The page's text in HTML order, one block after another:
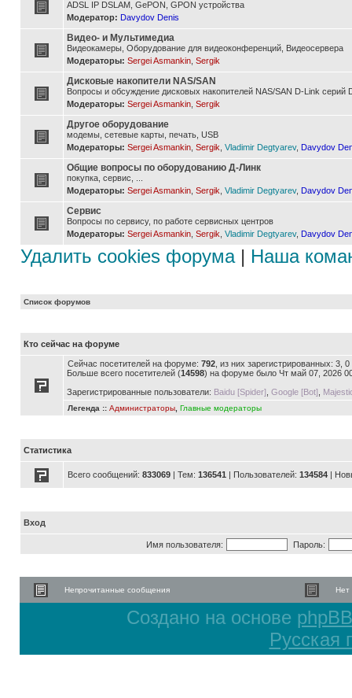
ADSL IP DSLAM, GePON, GPON устройства
Модератор: Davydov Denis
Видео- и Мультимедиа
Видеокамеры, Оборудование для видеоконференций, Видеосервера
Модераторы: Sergei Asmankin Sergik
Дисковые накопители NAS/SAN
Вопросы и обсуждение дисковых накопителей NAS/SAN D-Link серий
Модераторы: Sergei Asmankin Sergik
Другое оборудование
модемы, сетевые карты, печать, USB
Модераторы: Sergei Asmankin Sergik Vladimir Degtyarev, Davydov
Общие вопросы по оборудованию Д-Линк
покупка, сервис, ...
Модераторы: Sergei Asmankin Sergik Vladimir Degtyarev, Davydov
Сервис
Вопросы по сервису, по работе сервисных центров
Модераторы: Sergei Asmankin Sergik Vladimir Degtyarev, Davydov
Удалить cookies форума| Наша
Список форумов
Кто сейчас на форуме
Сейчас посетителей на форуме: 792 , из них зарегистрированных: 3,
Больше всего посетителей (14598) на форуме было Чт май 07, 2026
Зарегистрированные пользователи: Baidu [Spider] Google [Bot]
Легенда :: Администраторы Главные модераторы
Статистика
Всего сообщений: 833069 | Тем: 136541 | Пользователей: 134584 |
Вход
Имя пользователя: Пароль:
Непрочитанные сообщения Нет
Создано на основе phpBB
Русская